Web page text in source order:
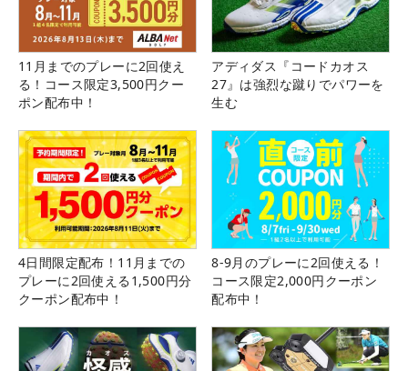
11月までのプレーに2回使え
る！コース限定3,500円クー
ポン配布中！
アディダス『コードカオス
27』は強烈な蹴りでパワーを
生む
4日間限定配布！11月までの
プレーに2回使える1,500円分
クーポン配布中！
8-9月のプレーに2回使える！
コース限定2,000円クーポン
配布中！